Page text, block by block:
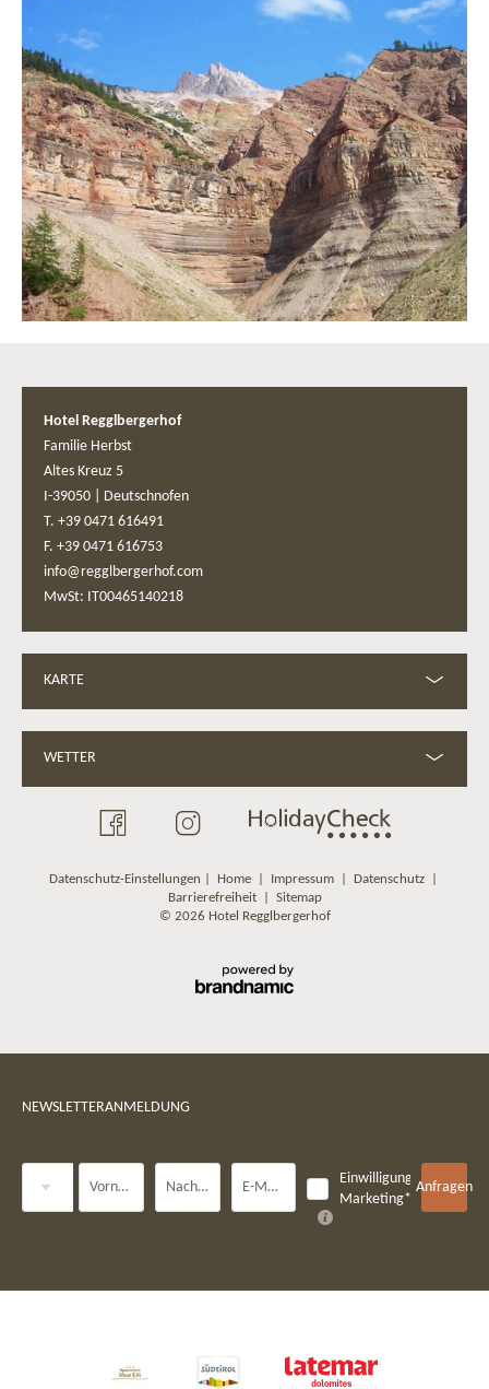
Hotel Regglbergerhof
Familie Herbst
Altes Kreuz 5
I-39050
Deutschnofen
T. +39 0471 616491
F. +39 0471 616753
info@regglbergerhof.com
MwSt: IT00465140218
KARTE
WETTER
Datenschutz-Einstellungen Home| Impressum| Datenschutz|
Barrierefreiheit| Sitemap
© 2026 Hotel Regglbergerhof
NEWSLETTERANMELDUNG
Vorname Nachname* E-Mail*
Einwilligung
Marketing*
Anfragen